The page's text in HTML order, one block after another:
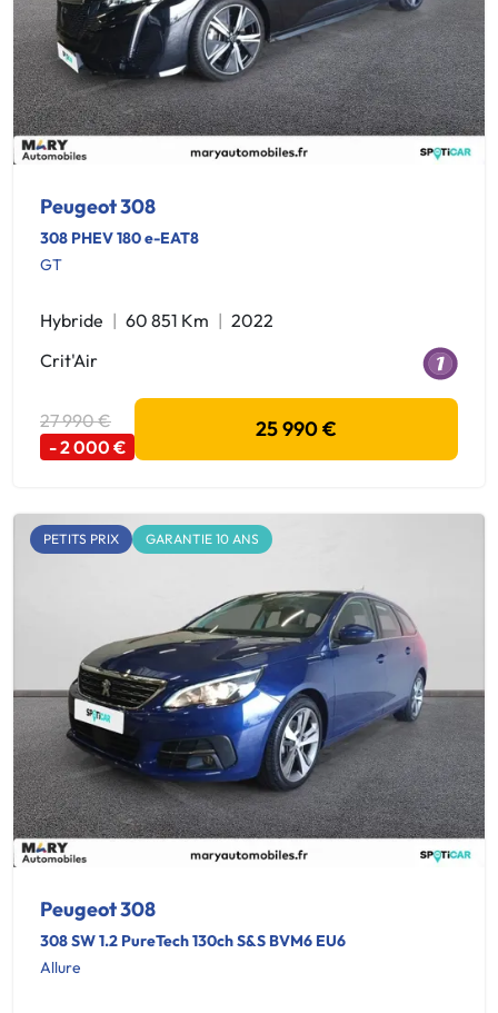
Peugeot 308
308 PHEV 180 e-EAT8
GT
Hybride 60 851 Km
2022
Crit'Air
27 990 €
- 2 000 €
25 990 €
PETITS PRIX GARANTIE 10 ANS
Peugeot 308
308 SW 1.2 PureTech 130ch S&S BVM6 EU6
Allure